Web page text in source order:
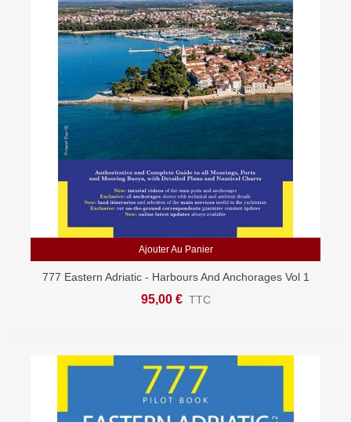
Ajouter Au Panier
777 Eastern Adriatic - Harbours And Anchorages Vol 1
95,00 € TTC